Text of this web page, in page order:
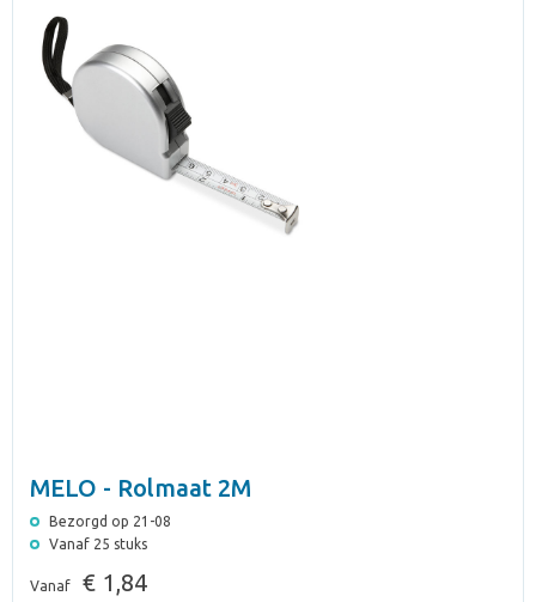
MELO - Rolmaat 2M
Bezorgd op 21-08
Vanaf 25 stuks
Vanaf € 1,84